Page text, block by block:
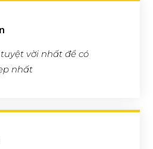
vời nhất để có
nhất